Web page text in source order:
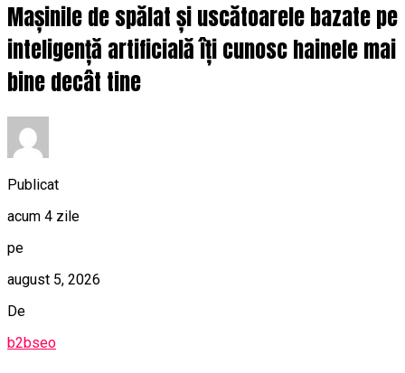
Mașinile de spălat și uscătoarele bazate pe
inteligență artificială îți cunosc hainele mai
bine decât tine
Publicat
acum 4 zile
pe
august 5, 2026
De
b2bseo